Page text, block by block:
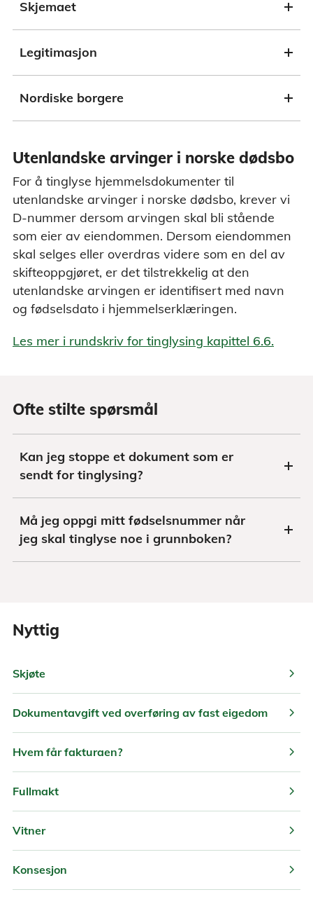
Skjemaet
Legitimasjon
Nordiske borgere
Utenlandske arvinger i norske dødsbo
For å tinglyse hjemmelsdokumenter til
utenlandske arvinger i norske dødsbo, krever vi
D-nummer dersom arvingen skal bli stående
som eier av eiendommen. Dersom eiendommen
skal selges eller overdras videre som en del av
skifteoppgjøret, er det tilstrekkelig at den
utenlandske arvingen er identifisert med navn
og fødselsdato i hjemmelserklæringen.
Les mer i rundskriv for tinglysing kapittel 6.6.
Ofte stilte spørsmål
Kan jeg stoppe et dokument som er
sendt for tinglysing?
Må jeg oppgi mitt fødselsnummer når
jeg skal tinglyse noe i grunnboken?
Nyttig
Skjøte chevron_right
Dokumentavgift ved overføring av fast eigedom chevron_right
Hvem får fakturaen? chevron_right
Fullmakt chevron_right
Vitner chevron_right
Konsesjon chevron_right